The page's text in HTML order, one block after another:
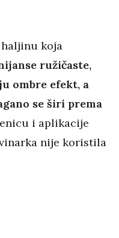
koja
ružičaste,
ombre efekt, a
se širi prema
i aplikacije
nije koristila